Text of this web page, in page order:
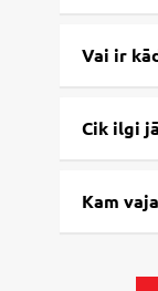
Vai ir
Cik ilgi
Kam